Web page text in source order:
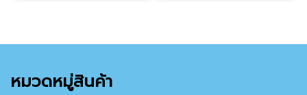
หมวดหมู่สินค้า